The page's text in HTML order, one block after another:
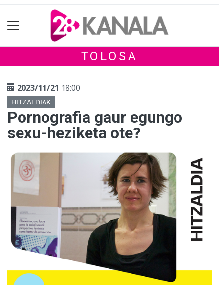
TOLOSA
2023/11/21 18:00
HITZALDIAK
Pornografia gaur egungo
sexu-heziketa ote?